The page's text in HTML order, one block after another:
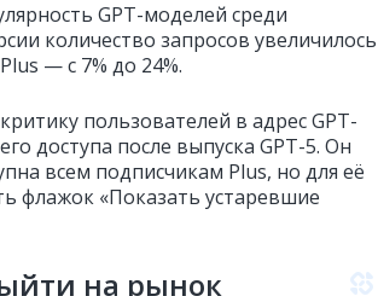
GPT-моделей среди
количество запросов увеличилось
— с 7% до 24%.
пользователей в адрес GPT-
доступа после выпуска GPT-5. Он
всем подписчикам Plus, но для её
флажок «Показать устаревшие
на рынок